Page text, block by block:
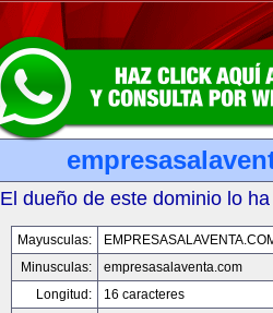
El dueño de este dominio lo
Mayusculas:
Minusculas:
empresasalaventa.com
Longitud:
16 caracteres